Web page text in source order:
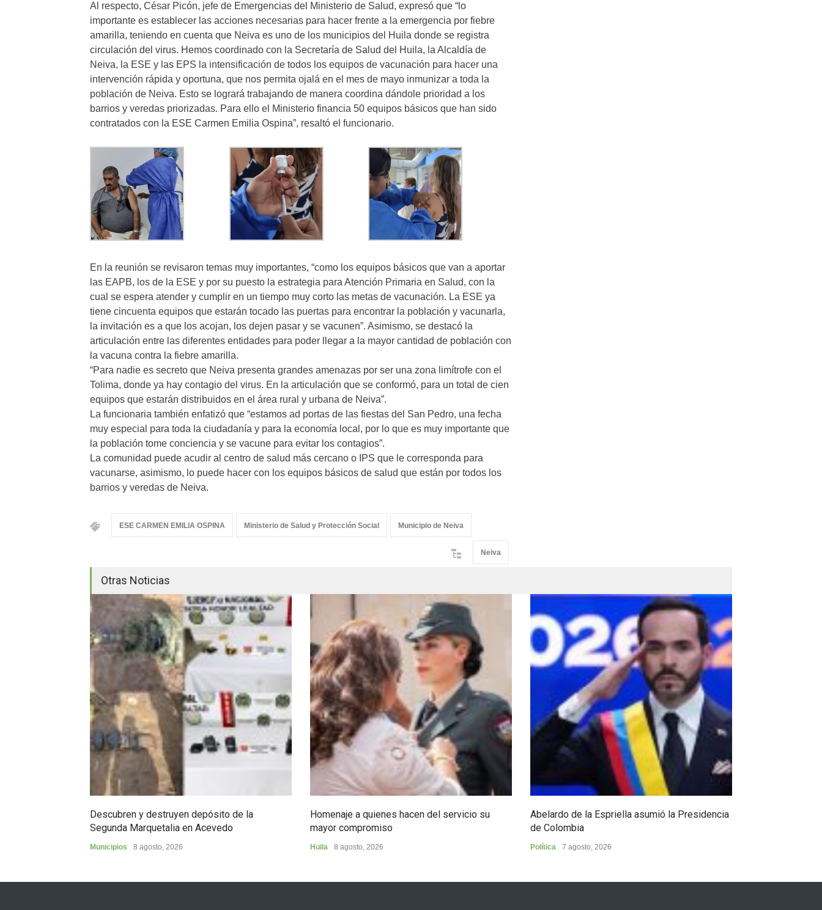
Al respecto, César Picón, jefe de Emergencias del Ministerio de Salud, expresó que “lo
importante es establecer las acciones necesarias para hacer frente a la emergencia por fiebre
amarilla, teniendo en cuenta que Neiva es uno de los municipios del Huila donde se registra
circulación del virus. Hemos coordinado con la Secretaría de Salud del Huila, la Alcaldía de
Neiva, la ESE y las EPS la intensificación de todos los equipos de vacunación para hacer una
intervención rápida y oportuna, que nos permita ojalá en el mes de mayo inmunizar a toda la
población de Neiva. Esto se logrará trabajando de manera coordina dándole prioridad a los
barrios y veredas priorizadas. Para ello el Ministerio financia 50 equipos básicos que han sido
contratados con la ESE Carmen Emilia Ospina”, resaltó el funcionario.
En la reunión se revisaron temas muy importantes, “como los equipos básicos que van a aportar
las EAPB, los de la ESE y por su puesto la estrategia para Atención Primaria en Salud, con la
cual se espera atender y cumplir en un tiempo muy corto las metas de vacunación. La ESE ya
tiene cincuenta equipos que estarán tocado las puertas para encontrar la población y vacunarla,
la invitación es a que los acojan, los dejen pasar y se vacunen”. Asimismo, se destacó la
articulación entre las diferentes entidades para poder llegar a la mayor cantidad de población con
la vacuna contra la fiebre amarilla.
“Para nadie es secreto que Neiva presenta grandes amenazas por ser una zona limítrofe con el
Tolima, donde ya hay contagio del virus. En la articulación que se conformó, para un total de cien
equipos que estarán distribuidos en el área rural y urbana de Neiva”.
La funcionaria también enfatizó que “estamos ad portas de las fiestas del San Pedro, una fecha
muy especial para toda la ciudadanía y para la economía local, por lo que es muy importante que
la población tome conciencia y se vacune para evitar los contagios”.
La comunidad puede acudir al centro de salud más cercano o IPS que le corresponda para
vacunarse, asimismo, lo puede hacer con los equipos básicos de salud que están por todos los
barrios y veredas de Neiva.
ESE CARMEN EMILIA OSPINA Ministerio de Salud y Protección Social Municipio de Neiva
Neiva
Otras Noticias
Descubren y destruyen depósito de la
Segunda Marquetalia en Acevedo
Municipios 8 agosto, 2026
Homenaje a quienes hacen del servicio su
mayor compromiso
Huila 8 agosto, 2026
Abelardo de la Espriella asumió la Presidencia
de Colombia
Política 7 agosto, 2026